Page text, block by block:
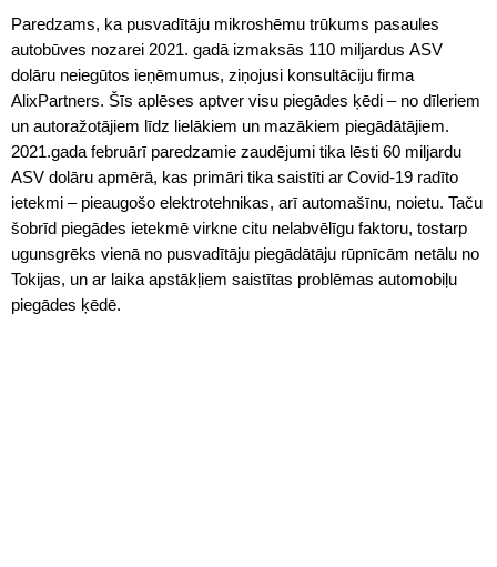
Paredzams, ka pusvadītāju mikroshēmu trūkums pasaules
autobūves nozarei 2021. gadā izmaksās 110 miljardus ASV
dolāru neiegūtos ieņēmumus, ziņojusi konsultāciju firma
AlixPartners. Šīs aplēses aptver visu piegādes ķēdi – no dīleriem
un autoražotājiem līdz lielākiem un mazākiem piegādātājiem.
2021.gada februārī paredzamie zaudējumi tika lēsti 60 miljardu
ASV dolāru apmērā, kas primāri tika saistīti ar Covid-19 radīto
ietekmi – pieaugošo elektrotehnikas, arī automašīnu, noietu. Taču
šobrīd piegādes ietekmē virkne citu nelabvēlīgu faktoru, tostarp
ugunsgrēks vienā no pusvadītāju piegādātāju rūpnīcām netālu no
Tokijas, un ar laika apstākļiem saistītas problēmas automobiļu
piegādes ķēdē.